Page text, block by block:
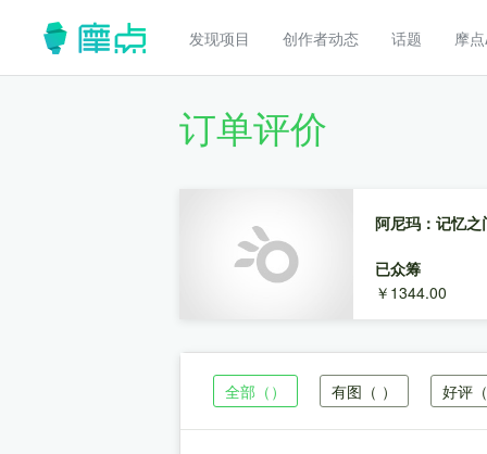
发现项目 创作者动态 话题 摩
订单评价
阿尼玛：记忆
已众筹
￥1344.00
全部 （） 有图 （ ） 好评